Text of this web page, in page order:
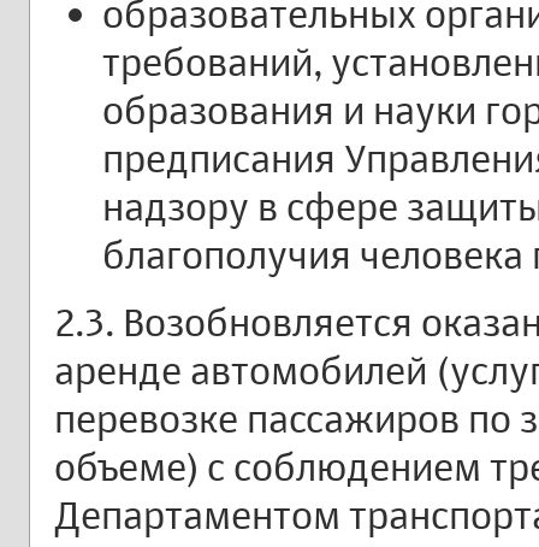
образовательных
требований,
образования и науки
предписания
надзору в сфере
благополучия
2.3. Возобновляется
аренде автомобилей
перевозке пассажиров по
объеме) с соблюдением
Департаментом